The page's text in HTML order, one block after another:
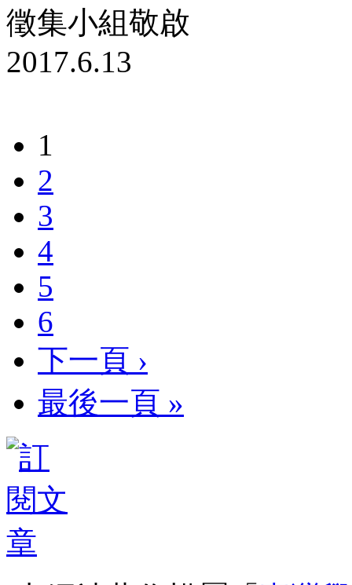
徵集小組敬啟
2017.6.13
1
2
3
4
5
6
下一頁 ›
最後一頁 »